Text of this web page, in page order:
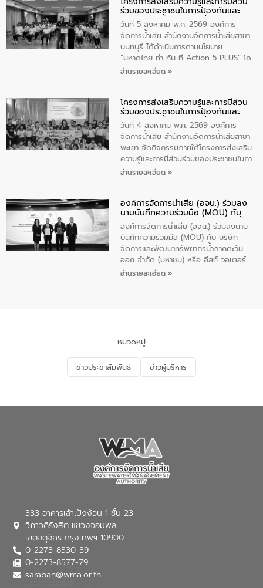
สุขชื่น นายกเทศมนตรีตำบลวัดสิงห์ คณะผู้
บริหารเทศบาลตำบลวัดสิงห์ ผู้นำชุมชน และ
ประชาชนในพื้นที่เทศบาลตำบลวัดสิงก์ที่มี
ส่วนได้ส่วนเสียในโครงก่อสร้างศูนย์บริหาร
จัดการคุณภาพน้ำเทศบาลตำบลวัดสิงห์
จังหวัดชัยนาท ให้การต้อนรับ
ร่วมของประชาชนในการป้องกันและ
แก้ไขปัญหาน้ำเสียอย่างยั่งยืน
วันที่ 5 สิงหาคม พ.ศ. 2569 องค์การ
จัดการน้ำเสีย สำนักงานจัดการน้ำเสียสาขา
นนทบุรี ได้ดำเนินการตามนโยบาย
“มหาดไทย ทำ ทัน ที Action 5 PLUS” โดย
จัดโครงการส่งเสริมความรู้และการมีส่วน
“ชุมชนร่วมใจ น้ำใสยั่งยืน” ได้บรรยายให้
ความรู้เกี่ยวกับการจัดการน้ำเสียและการใช้
ถังดักไขมันให้แก่นักเรียนโรงเรียนวัดบ่อ
(นันทวิทยา) เทศบาลนครปากเกร็ด อำเภอ
ปากเกร็ด จังหวัดนนทบุรี จำนวน 30 คน
อ่านรายละเอียด »
โครงการส่งเสริมความรู้และการมีส่วน
ร่วมของประชาชนในการป้องกันและ
แก้ไขปัญหาน้ำเสียอย่างยั่งยืน
วันที่ 4 สิงหาคม พ.ศ. 2569 องค์การ
จัดการน้ำเสีย สำนักงานจัดการน้ำเสียสาขา
พะเยา จัดกิจกรรมภายใต้โครงการส่งเสริม
ความรู้และการมีส่วนร่วมของประชาชนในการ
ป้องกันและแก้ไขปัญหาน้ำเสียอย่างยั่งยืน
ชุมชนและการบำบัดน้ำเสียเบื้องต้น ให้กับ
นักเรียนชั้นประถมศึกษาปีที่ 5 โรงเรียน
เทศบาล 1 (พะเยาประชานุกูล) จำนวน 30
คน
อ่านรายละเอียด »
องค์การจัดการน้ำเสีย (อจน.) ร่วมลง
นามบันทึกความร่วมมือ (MOU) กับ
บริษัท จัดการและพัฒนาทรัพยากรน้ำ
ภาคตะวันออก จำกัด (มหาชน) หรือ อีส
ท์ วอเตอร์
องค์การจัดการน้ำเสีย (อจน.) ร่วมลงนาม
บันทึกความร่วมมือ (MOU) กับ บริษัท
จัดการและพัฒนาทรัพยากรน้ำภาคตะวัน
ออก จำกัด (มหาชน) หรือ อีสท์ วอเตอร์
เมื่อวันอังคารที่ 4 สิงหาคม 2569 ณ ห้อง
ด้านน้ำของประเทศ และเตรียมความพร้อม
รองรับการเติบโตของเมือง รวมถึงการ
ลงทุนในอุตสาหกรรมแห่งอนาคต ตลอดจน
มุ่งตอบโจทย์ความท้าทายจากวิกฤตการ
ในครั้งนี้เป็นการดึงจุดแข็งและความ
(อจน.) มาผสานกับประสบการณ์และ
เทคโนโลยีโครงข่ายน้ำครบวงจรในพื้นที่ EEC
ของอีสท์ วอเตอร์ เพื่อร่วมกันศึกษา
เทคโนโลยีการปรับปรุงคุณภาพน้ำ (Water
Reuse) และพัฒนารูปแบบการดำเนินงาน
ใช้น้ำที่พุ่งสูงขึ้นจากการขยายตัวของ
การองค์การจัดการน้ำเสีย กล่าวถึงภารกิจ
อ่านรายละเอียด »
หมวดหมู่
ข่าวประชาสัมพันธ์ ข่าวผู้บริหาร
333 อาคารเล้าเป้งง้วน 1 ชั้น 23
วิภาวดีรังสิต แขวงจอมพล
เขตจตุจักร กรุงเทพฯ 10900
0-2273-8530-39
0-2273-8577-79
saraban@wma.or.th